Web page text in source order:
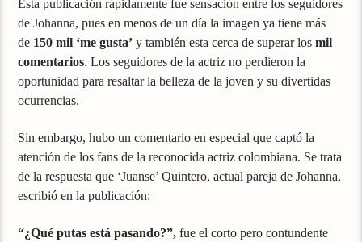
Esta publicación rápidamente fue sensación entre los seguidores
de Johanna, pues en menos de un día la imagen ya tiene más
de 150 mil ‘me gusta’y también esta cerca de superar los mil
comentarios. Los seguidores de la actriz no perdieron la
oportunidad para resaltar la belleza de la joven y su divertidas
ocurrencias.
Sin embargo, hubo un comentario en especial que captó la
atención de los fans de la reconocida actriz colombiana. Se trata
de la respuesta que ‘Juanse’ Quintero, actual pareja de Johanna,
escribió en la publicación:
“¿Qué putas está pasando?”,fue el corto pero contundente